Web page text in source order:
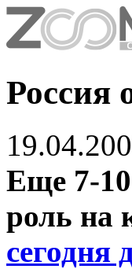
Россия
Еще 7-
роль на
сегодня